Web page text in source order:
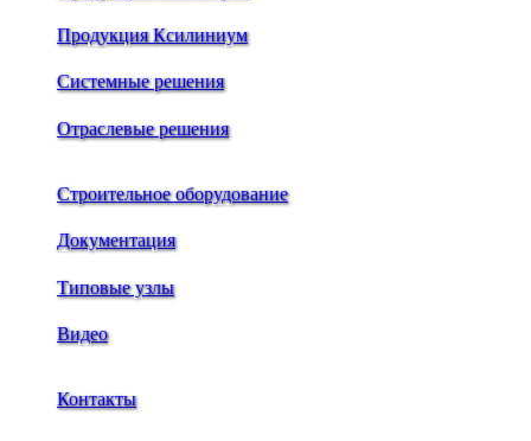
Продукция Ксилиниум
Системные решения
Отраслевые решения
Строительное оборудование
Документация
Типовые узлы
Видео
Контакты